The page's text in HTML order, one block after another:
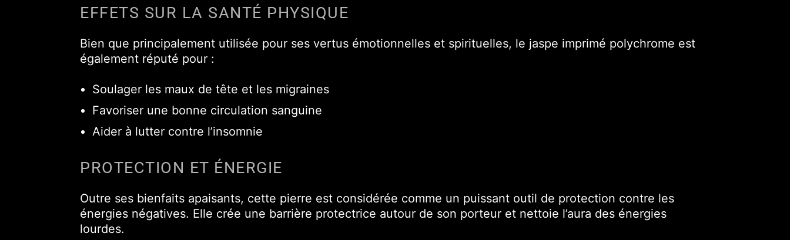
EFFETS SUR LA SANTÉ PHYSIQUE
Bien que principalement utilisée pour ses vertus émotionnelles et spirituelles, le jaspe imprimé polychrome est
également réputé pour :
Soulager les maux de tête et les migraines
Favoriser une bonne circulation sanguine
Aider à lutter contre l’insomnie
PROTECTION ET ÉNERGIE
Outre ses bienfaits apaisants, cette pierre est considérée comme un puissant outil de protection contre les
énergies négatives. Elle crée une barrière protectrice autour de son porteur et nettoie l’aura des énergies
lourdes.